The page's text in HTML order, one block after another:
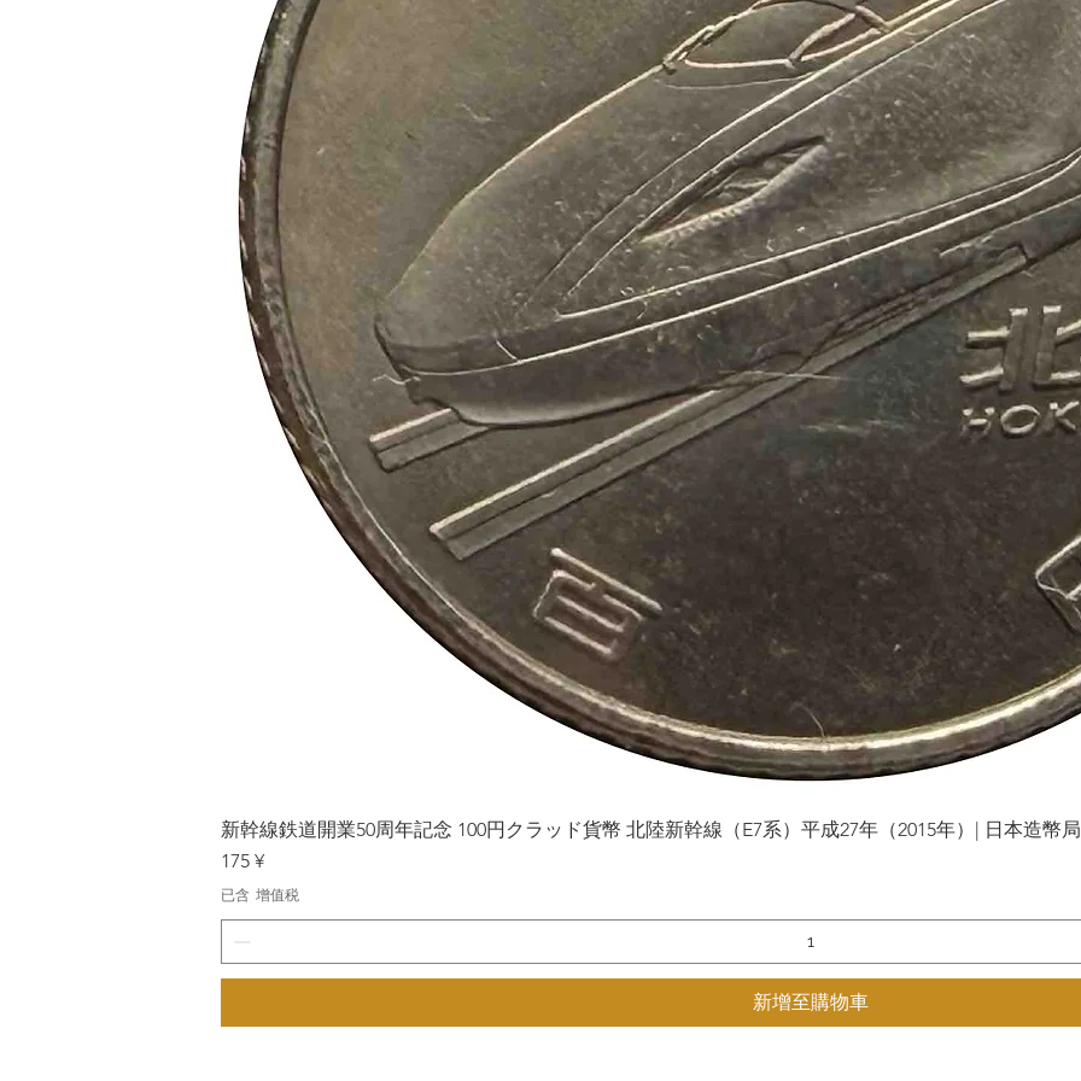
快速瀏覽
新幹線鉄道開業50周年記念 100円クラッド貨幣 北陸新幹線（E7系）平成27年（2015年）| 日本造幣
價格
175 ¥
已含 增值税
新增至購物車